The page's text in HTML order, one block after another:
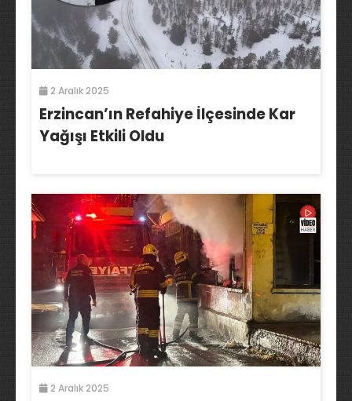
2 Aralık 2025
Erzincan’ın Refahiye İlçesinde Kar
Yağışı Etkili Oldu
2 Aralık 2025